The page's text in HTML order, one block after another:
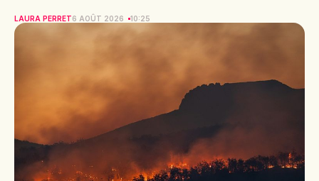
LAURA PERRET6 AOÛT 2026 10:25